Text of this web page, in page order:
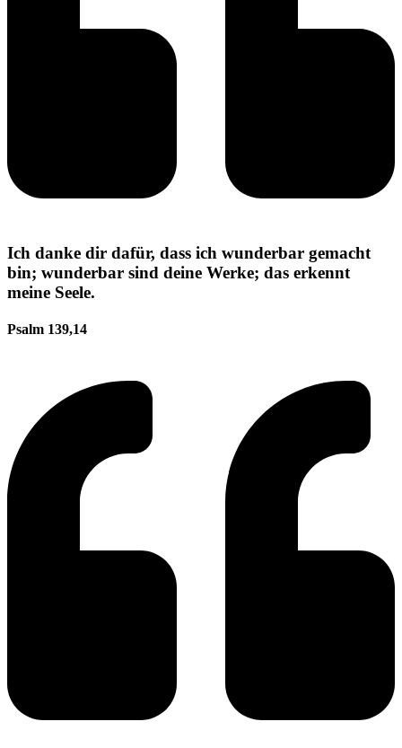
Ich danke dir dafür, dass ich wunderbar gemacht
bin; wunderbar sind deine Werke; das erkennt
meine Seele.
Psalm 139,14